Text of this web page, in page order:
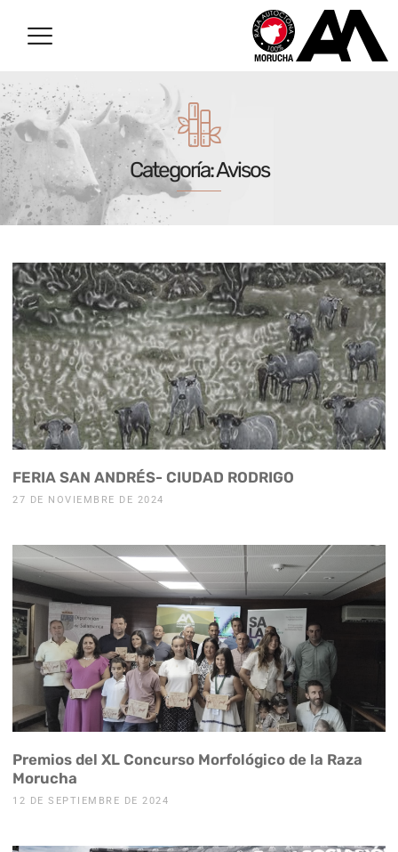
Categoría: Avisos
FERIA SAN ANDRÉS- CIUDAD RODRIGO
27 DE NOVIEMBRE DE 2024
Premios del XL Concurso Morfológico de la Raza
Morucha
12 DE SEPTIEMBRE DE 2024